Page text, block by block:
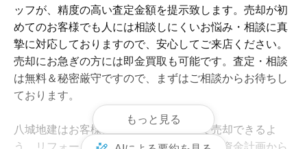
ッフが、精度の高い査定金額を提示致します。売却が初
めてのお客様でも人には相談しにくいお悩み・相談に真
摯に対応しておりますので、安心してご来店ください。
売却にお急ぎの方には即金買取も可能です。査定・相談
は無料＆秘密厳守ですので、まずはご相談からお待ちし
ております。
八城地建はお客様の物件をより高価格で売却できるよ
もっと見る